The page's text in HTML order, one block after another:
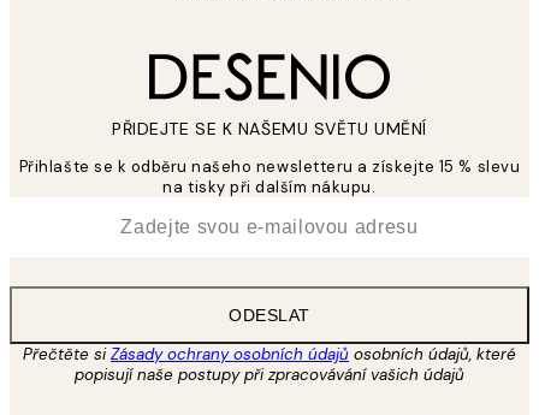
PŘIDEJTE SE K NAŠEMU SVĚTU UMĚNÍ
Přihlašte se k odběru našeho newsletteru a získejte 15 % slevu
na tisky při dalším nákupu.
ODESLAT
Přečtěte siZásady ochrany osobních údajů osobních údajů, které
popisují naše postupy při zpracovávání vašich údajů